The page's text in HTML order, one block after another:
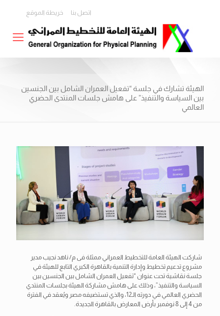
اتصل بنا خريطة الموقع
الهيئة تشارك في جلسة “تفعيل العمران الشامل بين الجنسين
بين السياسة والتنفيذ” على هامش جلسات المنتدى الحضري
العالمي
شاركت الهيئة العامة للتخطيط العمراني ممثلة فى م/ ناهد نجيب مدير
مشروع تدعيم تخطيط وإدارة التنمية بالقاهرة الكبري التابع للهيئة في
جلسة نقاشية تحت عنوان “تفعيل العمران الشامل بين الجنسين بين
السياسة والتنفيذ”، وذلك على هامش مشاركة الهيئة بجلسات المنتدي
الحضري العالمي في دورته الـ12، والذي تستضيفه مصر ويُعقد في الفترة
من 4 إلى 8 نوفمبر بأرض المعارض بالقاهرة
الجديدة.